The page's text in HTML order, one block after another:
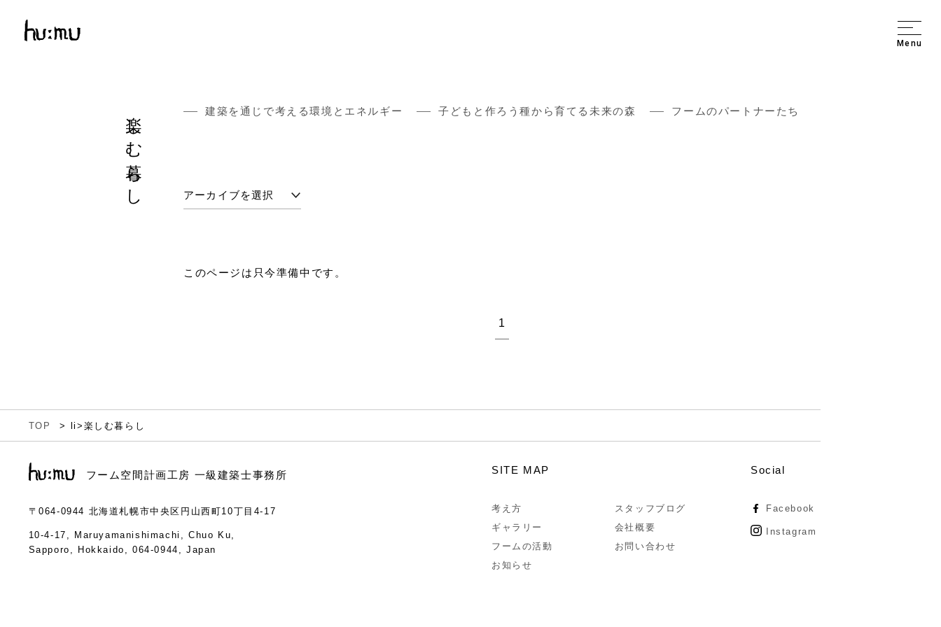
Menu
楽しむ暮らし 建築を通じで考える環境とエネルギー 子どもと作ろう種から育てる未来の森 フームのパートナーたち
このページは只今準備中です。
1
TOP li> 楽しむ暮らし
フーム空間計画工房 一級建築士事務所
〒064-0944 北海道札幌市中央区円山西町10丁目4-17
10-4-17, Maruyamanishimachi, Chuo Ku,
Sapporo, Hokkaido, 064-0944, Japan
SITE MAP
考え方
ギャラリー
フームの活動
お知らせ
スタッフブログ
会社概要
お問い合わせ
Social
Facebook
Instagram